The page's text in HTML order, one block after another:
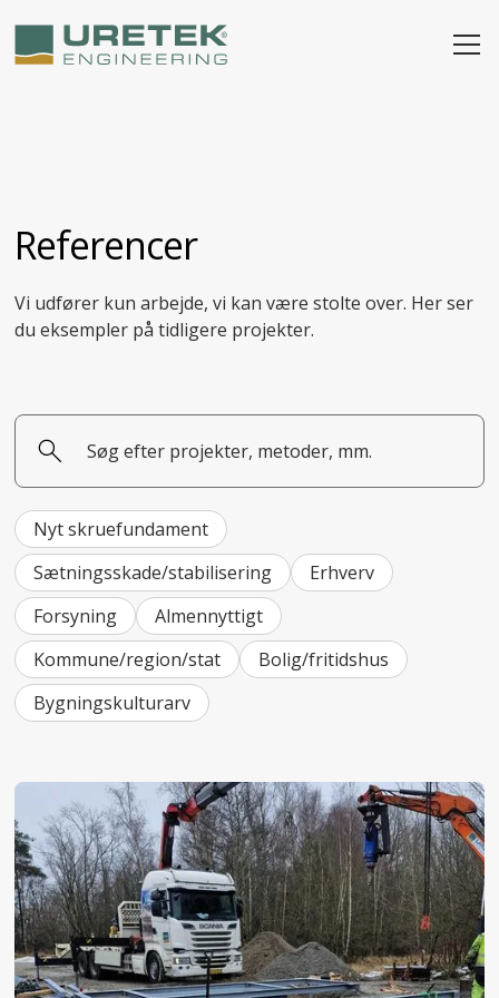
Referencer
Vi udfører kun arbejde, vi kan være stolte over. Her ser
du eksempler på tidligere projekter.
Nyt skruefundament
Sætningsskade/stabilisering
Erhverv
Forsyning
Almennyttigt
Kommune/region/stat
Bolig/fritidshus
Bygningskulturarv